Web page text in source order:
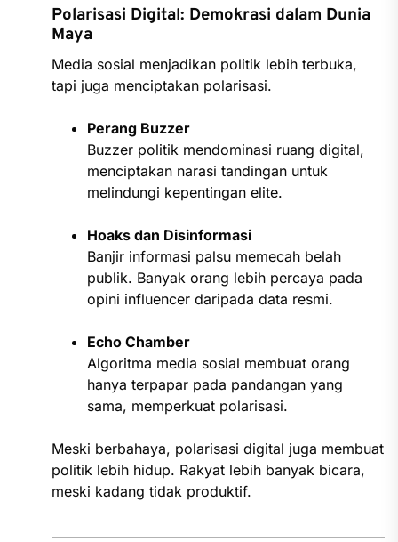
Polarisasi Digital: Demokrasi dalam Dunia
Maya
Media sosial menjadikan politik lebih terbuka,
tapi juga menciptakan polarisasi.
Perang Buzzer
Buzzer politik mendominasi ruang digital,
menciptakan narasi tandingan untuk
melindungi kepentingan elite.
Hoaks dan Disinformasi
Banjir informasi palsu memecah belah
publik. Banyak orang lebih percaya pada
opini influencer daripada data resmi.
Echo Chamber
Algoritma media sosial membuat orang
hanya terpapar pada pandangan yang
sama, memperkuat polarisasi.
Meski berbahaya, polarisasi digital juga membuat
politik lebih hidup. Rakyat lebih banyak bicara,
meski kadang tidak produktif.